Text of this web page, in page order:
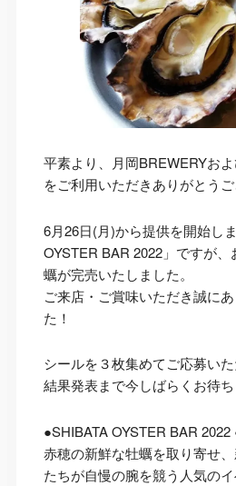
平素より、月岡BREWERYお
をご利用いただきありがとうご
6月26日(月)から提供を開始し
OYSTER BAR 2022」ですが
蠣が完売いたしました。
ご来店・ご賞味いただき誠に
た！
シールを３枚集めてご応募いた
結果発表まで今しばらくお待ち
●SHIBATA OYSTER BAR 2022
赤穂の新鮮な牡蠣を取り寄せ
たちが自慢の腕を競う人気のイ